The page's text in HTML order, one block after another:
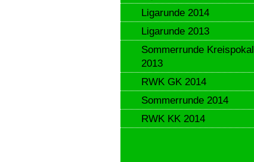
Ligarunde 2014
Ligarunde 2013
Sommerrunde Kreispokal
2013
RWK GK 2014
Sommerrunde 2014
RWK KK 2014